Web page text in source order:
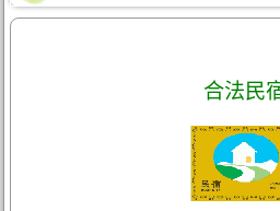
合法民